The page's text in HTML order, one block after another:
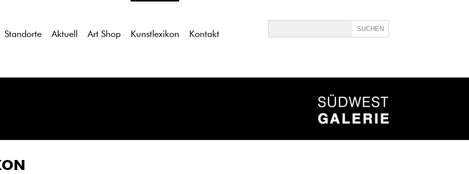
Standorte Aktuell Art Shop Kunstlexikon Kontakt